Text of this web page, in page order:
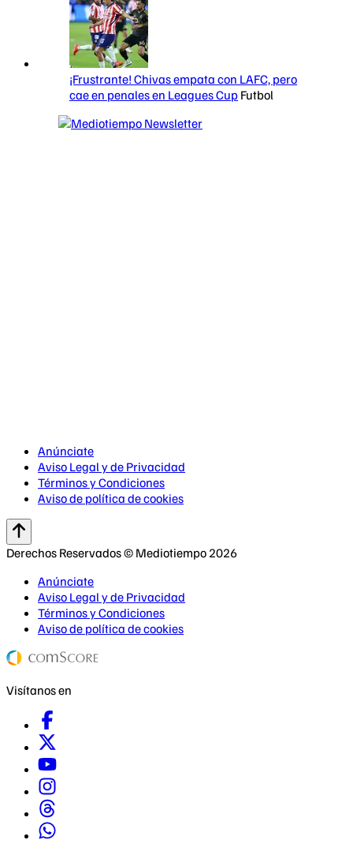
¡Frustrante! Chivas empata con LAFC, pero
cae en penales en Leagues Cup Futbol
Anúnciate
Aviso Legal y de Privacidad
Términos y Condiciones
Aviso de política de cookies
Derechos Reservados © Mediotiempo 2026
Anúnciate
Aviso Legal y de Privacidad
Términos y Condiciones
Aviso de política de cookies
Visítanos en